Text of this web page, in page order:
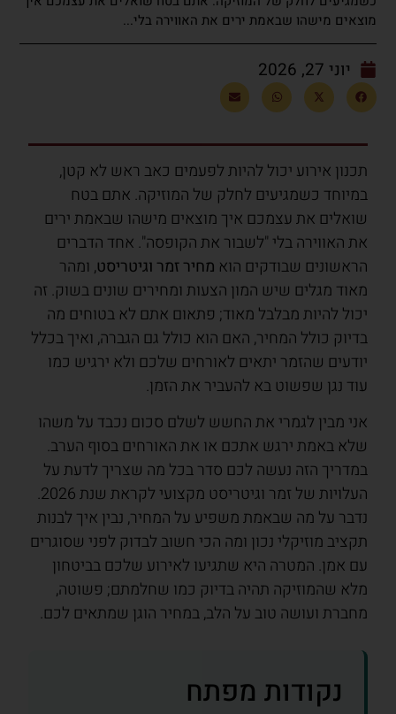
מוצאים מישהו שבאמת ירים את האווירה בלי...
יוני 27, 2026
תכנון אירוע יכול להיות לפעמים כאב ראש לא קטן,
במיוחד כשמגיעים לחלק של המוזיקה. אתם בטח
שואלים את עצמכם איך מוצאים מישהו שבאמת ירים
את האווירה בלי "לשבור את הקופסה". אחד הדברים
הראשונים שבודקים הוא מחיר זמר וגיטריסט, ומהר
מאוד מגלים שיש המון הצעות ומחירים שונים בשוק. זה
יכול להיות מבלבל מאוד; פתאום אתם לא בטוחים מה
בדיוק כולל המחיר, האם הוא כולל גם הגברה, ואיך בכלל
יודעים שהזמר יתאים לאורחים שלכם ולא ירגיש כמו
עוד נגן שפשוט בא להעביר את הזמן.
אני מבין לגמרי את החשש לשלם סכום נכבד על משהו
שלא באמת ירגש אתכם או את האורחים בסוף הערב.
במדריך הזה נעשה לכם סדר בכל מה שצריך לדעת על
העלויות של זמר וגיטריסט מקצועי לקראת שנת 2026.
נדבר על מה שבאמת משפיע על המחיר, נבין איך לבנות
תקציב מוזיקלי נכון ומה הכי חשוב לבדוק לפני שסוגרים
עם אמן. המטרה היא שתגיעו לאירוע שלכם בביטחון
מלא שהמוזיקה תהיה בדיוק כמו שחלמתם; פשוטה,
מחברת ועושה טוב על הלב, במחיר הוגן שמתאים לכם.
נקודות מפתח